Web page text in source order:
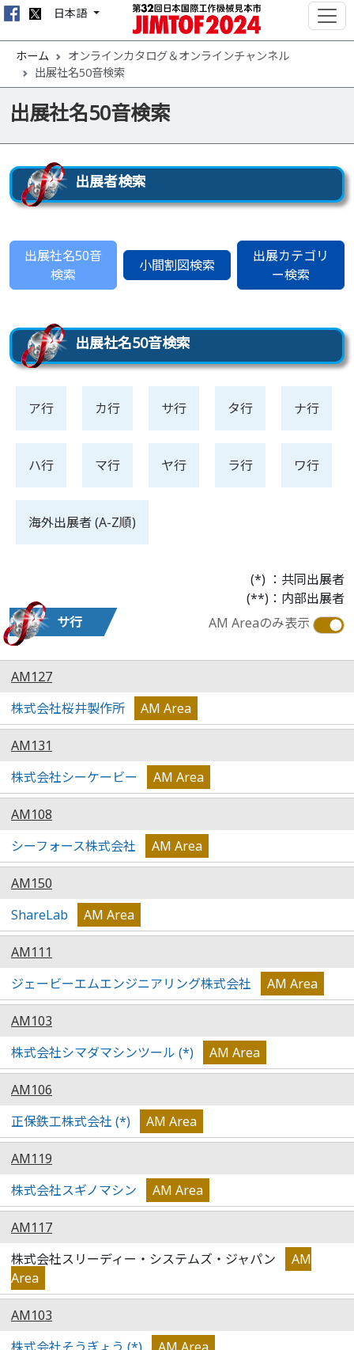
日本語
ホーム
オンラインカタログ＆オンラインチャンネル
出展社名50音検索
出展社名50音検索
出展者検索
出展社名50音
検索
小間割図検索
出展カテゴリ
ー検索
出展社名50音検索
ア行 カ行 サ行 タ行 ナ行
ハ行 マ行 ヤ行 ラ行 ワ行
海外出展者 (A-Z順)
(*) ：共同出展者
(**)：内部出展者
サ行
AM Areaのみ表示
AM127
株式会社桜井製作所
AM Area
AM131
株式会社シーケービー
AM Area
AM108
シーフォース株式会社
AM Area
AM150
ShareLab
AM Area
AM111
ジェービーエムエンジニアリング株式会社
AM Area
AM103
株式会社シマダマシンツール (*)
AM Area
AM106
正保鉄工株式会社 (*)
AM Area
AM119
株式会社スギノマシン
AM Area
AM117
株式会社スリーディー・システムズ・ジャパン
AM
Area
AM103